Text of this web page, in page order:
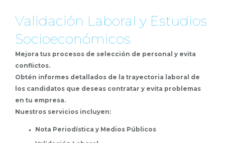
Validación Laboral y Estudios
Socioeconómicos
Mejora tus procesos de selección de personal y evita
conflictos.
Obtén informes detallados de la trayectoria laboral de
los candidatos que deseas contratar y evita problemas
en tu empresa.
Nuestros servicios incluyen:
Nota Periodística y Medios Públicos